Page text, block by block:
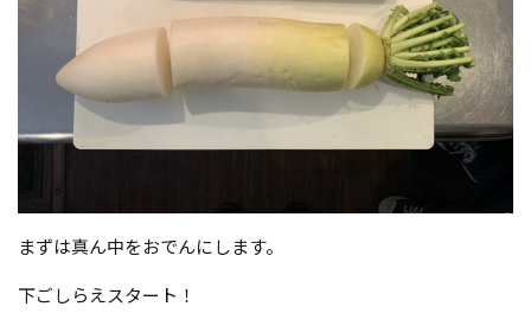
まずは真ん中をおでんにします。
下ごしらえスタート！